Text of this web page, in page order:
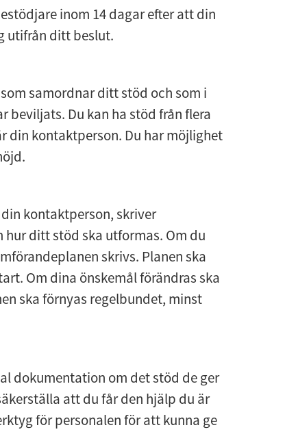
inom 14 dagar efter att din
utifrån ditt beslut.
samordnar ditt stöd och som i
beviljats. Du kan ha stöd från flera
din kontaktperson. Du har möjlighet
kontaktperson, skriver
ditt stöd ska utformas. Om du
skrivs. Planen ska
Om dina önskemål förändras ska
ska förnyas regelbundet, minst
dokumentation om det stöd de ger
att du får den hjälp du är
för personalen för att kunna ge